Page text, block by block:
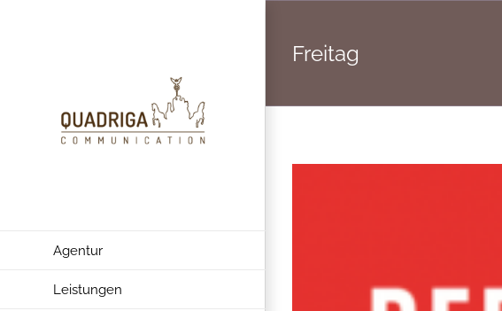
Agentur
Leistungen
Freitag